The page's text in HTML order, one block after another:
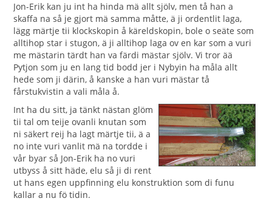
Jon-Erik kan ju int ha hinda mä allt sjölv, men tå han a
skaffa na så je gjort mä samma måtte, ä ji ordentlit laga,
lägg märtje tii klockskopin å käreldskopin, bole o seäte som
alltihop star i stugon, ä ji alltihop laga ov en kar som a vuri
me mästarin tärdt han va färdi mästar sjölv. Vi tror ää
Pytjon som ju en lang tid bodd jer i Nybyin ha måla allt
hede som ji därin, å kanske a han vuri mästar tå
fårstukvistin a vali måla å.
Int ha du sitt, ja tänkt nästan glöm
tii tal om teije ovanli knutan som
ni säkert reij ha lagt märtje tii, ä a
no inte vuri vanlit mä na tordde i
vår byar så Jon-Erik ha no vuri
utbyss å sitt häde, elu så ji di rent
ut hans egen uppfinning elu konstruktion som di funu
kallar a nu fö tidin.